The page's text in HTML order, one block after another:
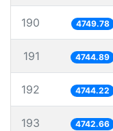
190 4749.78
191 4744.89
192 4744.22
193 4742.66